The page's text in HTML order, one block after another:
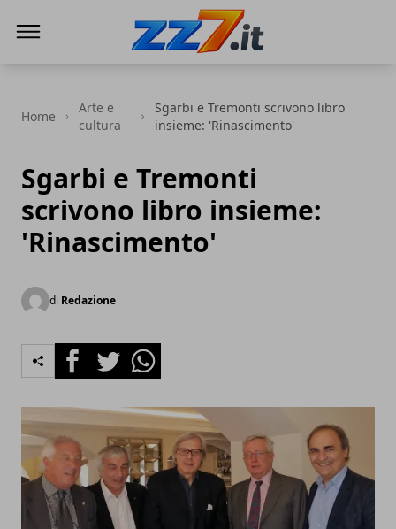
Home
Arte e
cultura
Sgarbi e Tremonti scrivono libro
insieme: 'Rinascimento'
Sgarbi e Tremonti
scrivono libro insieme:
'Rinascimento'
di Redazione
FacebookTwitterWhatsapp